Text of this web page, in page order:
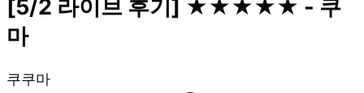
[5/2 라이브 후기] ★★★★★ - 쿠
마
쿠쿠마